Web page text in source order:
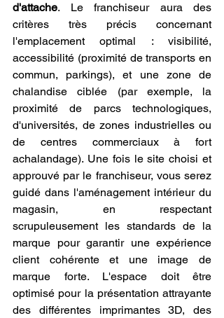
d'attache. Le franchiseur aura des
critères très précis concernant
l'emplacement optimal : visibilité,
accessibilité (proximité de transports en
commun, parkings), et une zone de
chalandise ciblée (par exemple, la
proximité de parcs technologiques,
d'universités, de zones industrielles ou
de centres commerciaux à fort
achalandage). Une fois le site choisi et
approuvé par le franchiseur, vous serez
guidé dans l'aménagement intérieur du
magasin, en respectant
scrupuleusement les standards de la
marque pour garantir une expérience
client cohérente et une image de
marque forte. L'espace doit être
optimisé pour la présentation attrayante
des différentes imprimantes 3D, des